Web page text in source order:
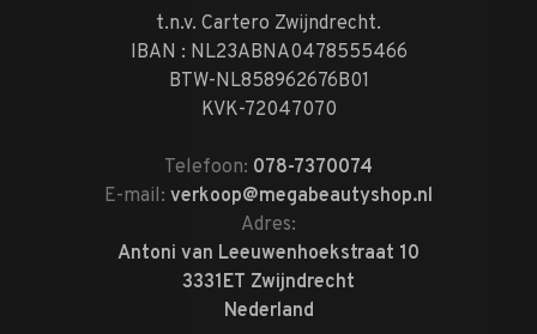
t.n.v. Cartero Zwijndrecht.
IBAN : NL23ABNA0478555466
BTW-NL858962676B01
KVK-72047070
Telefoon: 078-7370074
E-mail: verkoop@megabeautyshop.nl
Adres:
Antoni van Leeuwenhoekstraat 10
3331ET Zwijndrecht
Nederland